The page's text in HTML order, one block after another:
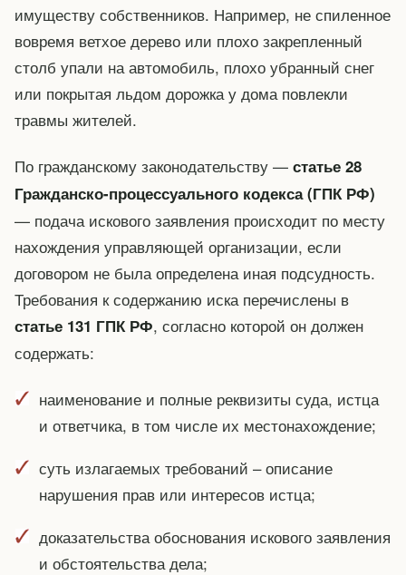
имуществу собственников. Например, не спиленное
вовремя ветхое дерево или плохо закрепленный
столб упали на автомобиль, плохо убранный снег
или покрытая льдом дорожка у дома повлекли
травмы жителей.
По гражданскому законодательству — статье 28
Гражданско-процессуального кодекса (ГПК РФ)
— подача искового заявления происходит по месту
нахождения управляющей организации, если
договором не была определена иная подсудность.
Требования к содержанию иска перечислены в
статье 131 ГПК РФ, согласно которой он должен
содержать:
наименование и полные реквизиты суда, истца
и ответчика, в том числе их местонахождение;
суть излагаемых требований – описание
нарушения прав или интересов истца;
доказательства обоснования искового заявления
и обстоятельства дела;